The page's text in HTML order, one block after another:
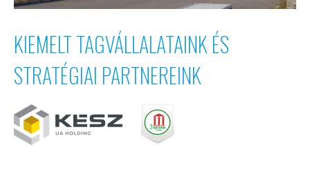
KIEMELT TAGVÁLLALATAINK ÉS
STRATÉGIAI PARTNEREINK